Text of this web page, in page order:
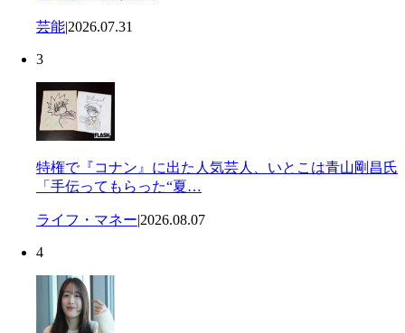
芸能|2026.07.31
3
特権で『コナン』に出た人気芸人、いとこは青山剛昌氏
「手伝ってもらった“夏…
ライフ・マネー|2026.08.07
4